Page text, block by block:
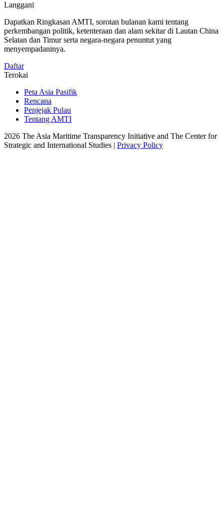
Langgani
Dapatkan Ringkasan AMTI, sorotan bulanan kami tentang
perkembangan politik, ketenteraan dan alam sekitar di Lautan China
Selatan dan Timur serta negara-negara penuntut yang
menyempadaninya.
Daftar
Terokai
Peta Asia Pasifik
Rencana
Penjejak Pulau
Tentang AMTI
2026 The Asia Maritime Transparency Initiative and The Center for
Strategic and International Studies | Privacy Policy